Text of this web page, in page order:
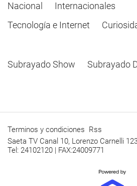
Nacional
Internacionales
Tecnología e Internet
Subrayado Show Subrayado
Terminos y condiciones Rss
Saeta TV Canal 10, Lorenzo Carnelli
Tel: 24102120 | FAX:24009771